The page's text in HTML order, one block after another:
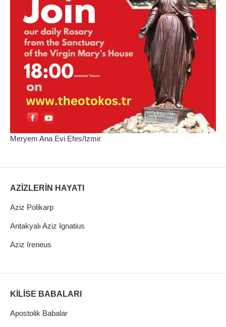
Meryem Ana Evi Efes/Izmir
AZİZLERİN HAYATI
Aziz Polikarp
Antakyalı Aziz Ignatius
Aziz Ireneus
KİLİSE BABALARI
Apostolik Babalar